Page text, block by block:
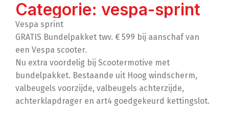
Categorie: vespa-sprint
Vespa sprint
GRATIS Bundelpakket twv. € 599 bij aanschaf van
een Vespa scooter.
Nu extra voordelig bij Scootermotive met
bundelpakket. Bestaande uit Hoog windscherm,
valbeugels voorzijde, valbeugels achterzijde,
achterklapdrager en art4 goedgekeurd kettingslot.